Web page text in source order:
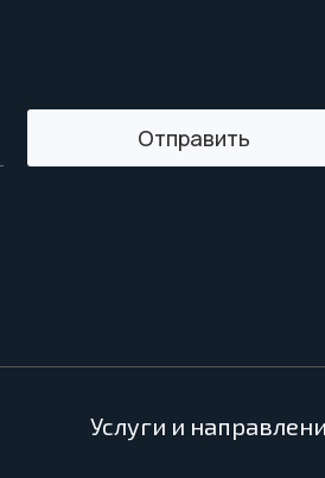
Услуги и
Отправить